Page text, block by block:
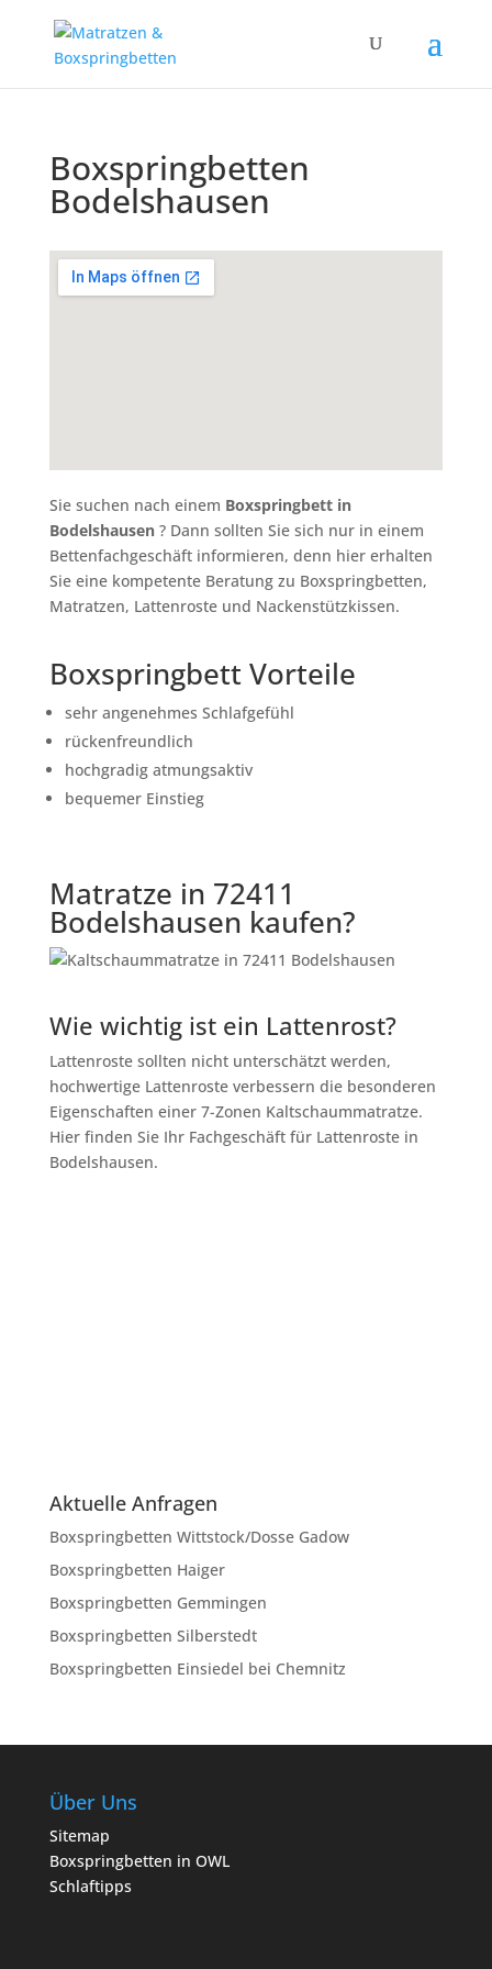
Boxspringbetten
Bodelshausen
Sie suchen nach einem Boxspringbett in
Bodelshausen? Dann sollten Sie sich nur in einem
Bettenfachgeschäft informieren, denn hier erhalten
Sie eine kompetente Beratung zu Boxspringbetten,
Matratzen, Lattenroste und Nackenstützkissen.
Boxspringbett Vorteile
sehr angenehmes Schlafgefühl
rückenfreundlich
hochgradig atmungsaktiv
bequemer Einstieg
Matratze in 72411
Bodelshausen kaufen?
Wie wichtig ist ein Lattenrost?
Lattenroste sollten nicht unterschätzt werden,
hochwertige Lattenroste verbessern die besonderen
Eigenschaften einer 7-Zonen Kaltschaummatratze.
Hier finden Sie Ihr Fachgeschäft für Lattenroste in
Bodelshausen.
Aktuelle Anfragen
Boxspringbetten Wittstock/Dosse Gadow
Boxspringbetten Haiger
Boxspringbetten Gemmingen
Boxspringbetten Silberstedt
Boxspringbetten Einsiedel bei Chemnitz
Über Uns
Sitemap
Boxspringbetten in OWL
Schlaftipps